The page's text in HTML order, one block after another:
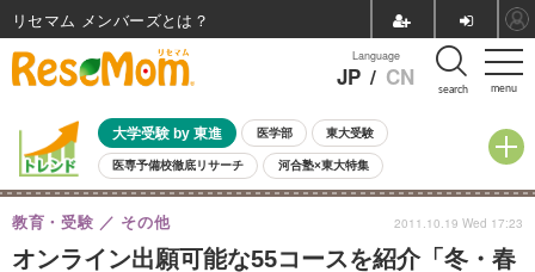
menu
Language
JP / CN search
大学受験 by 東進 医学部 東大受験
医専予備校徹底リサーチ 河合塾×東大特集
親子で考える大学選び 高校受験 中学受験 小学校受験
共通テスト 夏休み
8月開催イベント・WS 全国公立高校 過去問 人気記事
オンライン出願可能な55コースを紹介「冬・春
教育・受験 その他 2011.10.19 Wed 17:23
リセマム メンバーズ